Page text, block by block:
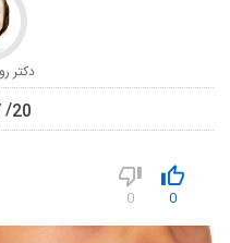
دکتر
20
0
0